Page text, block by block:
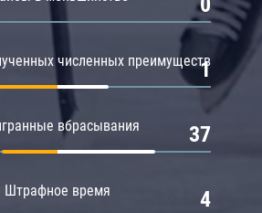
численных преимуществ
1
вбрасывания 37
Штрафное время 4